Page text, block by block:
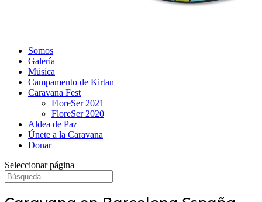
Somos
Galería
Música
Campamento de Kirtan
Caravana Fest
FloreSer 2021
FloreSer 2020
Aldea de Paz
Únete a la Caravana
Donar
Seleccionar página